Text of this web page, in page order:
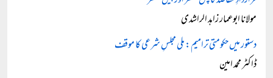
مولانا ابوعمار زاہد الراشدی
دستور میں حکومتی ترامیم: ملی مجلسِ شرعی کا موقف
ڈاکٹر محمد امین